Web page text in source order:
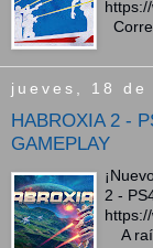
jueves, 18 de
HABROXIA 2 -
GAMEPLAY
2 -
A